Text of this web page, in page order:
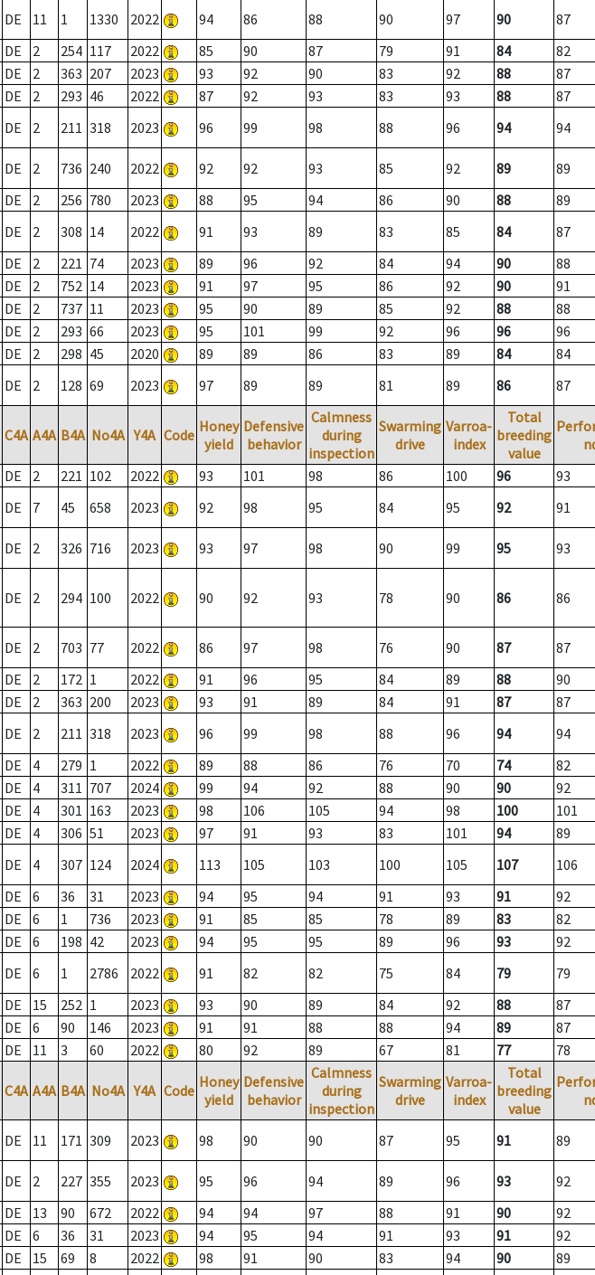
DE 11 1 1330 2022 94 86 88 90 97 90
87
DE 2 254 117 2022 85 90 87 79 91 84
82
DE 2 363 207 2023 93 92 90 83 92 88
87
DE 2 293 46 2022 87 92 93 83 93 88
87
DE 2 211 318 2023 96 99 98 88 96 94 94
DE 2 736 240 2022 92 92 93 85 92 89
89
DE 2 256 780 2023 88 95 94 86 90 88
89
DE 2 308 14 2022 91 93 89 83 85 84
87
DE 2 221 74 2023 89 96 92 84 94 90
88
DE 2 752 14 2023 91 97 95 86 92 90
91
DE 2 737 11 2023 95 90 89 85 92 88
88
DE 2 293 66 2023 95 101 99 92 96 96
96
DE 2 298 45 2020 89 89 86 83 89 84
84
DE 2 128 69 2023 97 89 89 81 89 86 87
C4A A4A B4A No4A Y4A Code Honey
yield
Defensive
behavior
Calmness
during
inspection
Swarming
drive
Varroa-
index
Total
breeding
value
DE 2 221 102 2022 93 101 98 86 100 96
93
DE 7 45 658 2023 92 98 95 84 95 92 91
DE 2 326 716 2023 93 97 98 90 99 95 93
DE 2 294 100 2022 90 92 93 78 90 86 86
DE 2 703 77 2022 86 97 98 76 90 87
87
DE 2 172 1 2022 91 96 95 84 89 88
90
DE 2 363 200 2023 93 91 89 84 91 87
87
DE 2 211 318 2023 96 99 98 88 96 94
94
DE 4 279 1 2022 89 88 86 76 70 74
82
DE 4 311 707 2024 99 94 92 88 90 90
92
DE 4 301 163 2023 98 106 105 94 98 100
101
DE 4 306 51 2023 97 91 93 83 101 94
89
DE 4 307 124 2024 113 105 103 100 105 107
106
DE 6 36 31 2023 94 95 94 91 93 91
92
DE 6 1 736 2023 91 85 85 78 89 83
82
DE 6 198 42 2023 94 95 95 89 96 93
92
DE 6 1 2786 2022 91 82 82 75 84 79
79
DE 15 252 1 2023 93 90 89 84 92 88
87
DE 6 90 146 2023 91 91 88 88 94 89
87
DE 11 3 60 2022 80 92 89 67 81 77 78
C4A A4A B4A No4A Y4A Code Honey
yield
Defensive
behavior
Calmness
during
inspection
Swarming
drive
Varroa-
index
Total
breeding
value
DE 11 171 309 2023 98 90 90 87 95 91 89
DE 2 227 355 2023 95 96 94 89 96 93
92
DE 13 90 672 2022 94 94 97 88 91 90
92
DE 6 36 31 2023 94 95 94 91 93 91
92
DE 15 69 8 2022 98 91 90 83 94 90
89